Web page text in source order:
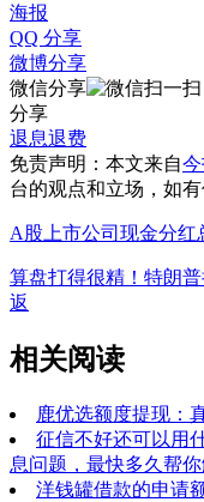
海报
QQ 分享
微博分享
微信分享
分享
退息退费
免责声明：本文来自
台的观点和立场，如
A股上市公司现金分
算盘打得很精！特朗
返
相关阅读
鹿优选额度提现：
征信不好还可以用
息问题，最快多久帮你
洋钱罐借款的申请